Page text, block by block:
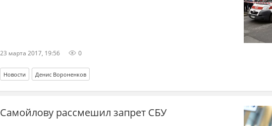
23 марта 2017, 19:56 0
Новости Денис Вороненков
Самойлову рассмешил запрет СБУ